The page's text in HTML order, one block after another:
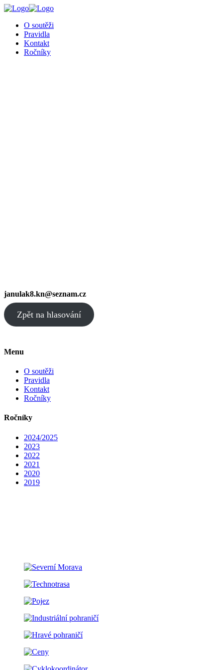
O soutěži
Pravidla
Kontakt
Ročníky
janulak8.kn@seznam.cz
Zpět na hlasování
Menu
O soutěži
Pravidla
Kontakt
Ročníky
Ročníky
2024/2025
2023
2022
2021
2020
2019